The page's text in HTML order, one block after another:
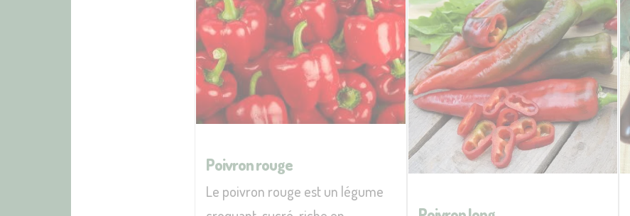
Poivron rouge
Le poivron rouge est un légume